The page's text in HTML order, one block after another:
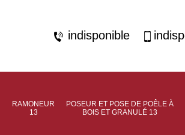
indisponible
RAMONEUR
13
POSEUR ET POSE DE POÊLE À
BOIS ET GRANULÉ 13